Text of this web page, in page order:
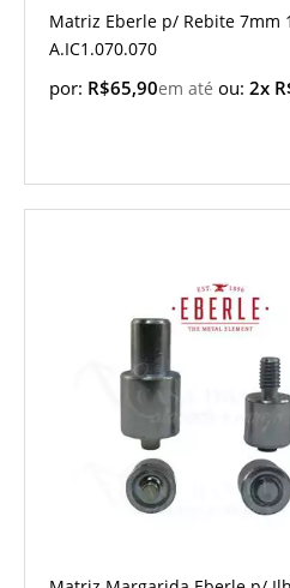
Matriz Eberle p/ Rebite 7mm
A.IC1.070.070
por: R$65,90 ou: 2x